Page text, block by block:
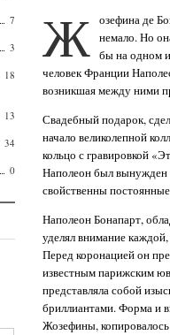
Ж озефина де
немало. Но
бы на одном
человек Франции
возникшая между ними
Свадебный подарок,
начало великолепной
кольцо с гравировкой
Наполеон был
свойственны
Наполеон Бонапарт,
уделял внимание
Перед коронацией он
известным парижским
представляла собой
бриллиантами. Форма и
Жозефины,
7
3
18
13
34
0